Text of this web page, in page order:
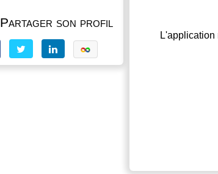
Partager son profil
L'application